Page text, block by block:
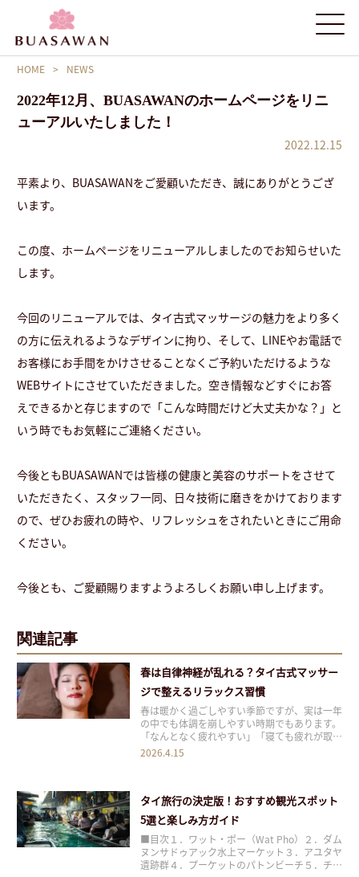
HOME > NEWS
2022年12月、BUASAWANのホームページをリニ
ューアルいたしました！
2022.12.15
平素より、BUASAWANをご愛顧いただき、誠にありがとうござ
います。
この度、ホームページをリニューアルしましたのでお知らせいた
します。
今回のリニューアルでは、タイ古式マッサージの魅力をより多く
の方に伝えれるようなデザインに拘り、そして、LINEやお電話で
お客様にお手間をかけさせることなくご予約いただけるような
WEBサイトにさせていただきました。空き情報などすぐにお答
えできるかと存じますので「こんな時間だけど大丈夫かな？」と
いう時でもお気軽にご連絡ください。
今後ともBUASAWANでは皆様の健康と美容のサポートをさせて
いただきたく、スタッフ一同、日々技術に磨きをかけております
ので、ぜひお疲れの時や、リフレッシュをされたいときにご用命
ください。
今後とも、ご愛顧賜りますようよろしくお願い申し上げます。
関連記事
春は自律神経が乱れる？タイ古式マッサー
ジで整えるリラックス習慣
春は暖かく過ごしやすい季節ですが、実は一年
の中でも体調を崩しやすい時期でもあります。
「なんとなく疲れやすい」「寝ても疲れが取れ
ない」「肩こりや頭の重さが続く」 このよう
トレ
2026.4.15
タイ旅行の決定版！おすすめ観光スポット
5選と楽しみ方ガイド
■目次１．ワット・ポー（Wat Pho）２．ダム
ヌンサドゥアック水上マーケット３．アユタヤ
遺跡群４．プーケットのパトンビーチ５．チェ